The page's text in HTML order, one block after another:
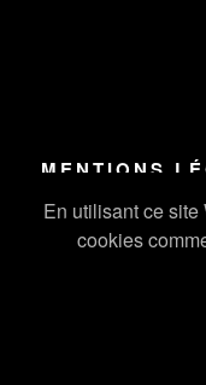
En utilisant ce
cookies
MENTIONS